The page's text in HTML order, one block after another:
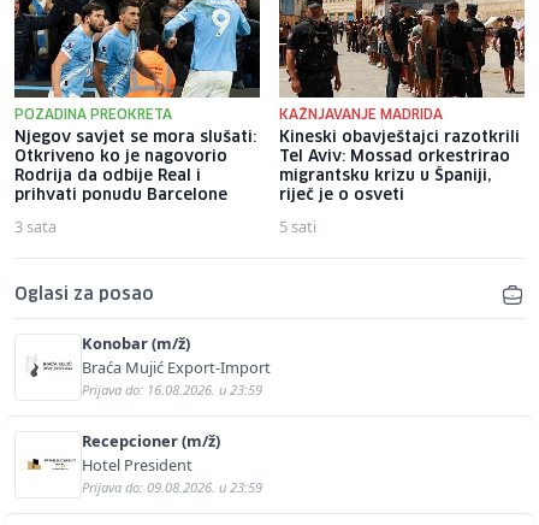
POZADINA PREOKRETA
Njegov savjet se mora slušati:
Otkriveno ko je nagovorio
Rodrija da odbije Real i
prihvati ponudu Barcelone
3 sata
KAŽNJAVANJE MADRIDA
Kineski obavještajci razotkrili
Tel Aviv: Mossad orkestrirao
migrantsku krizu u Španiji,
riječ je o osveti
5 sati
Oglasi za posao
Konobar (m/ž)
Braća Mujić Export-Import
Prijava do: 16.08.2026. u 23:59
Recepcioner (m/ž)
Hotel President
Prijava do: 09.08.2026. u 23:59